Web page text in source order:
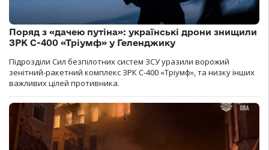
Поряд з «дачею путіна»: українські дрони знищили
ЗРК С-400 «Тріумф» у Геленджику
Підрозділи Сил безпілотних систем ЗСУ уразили ворожий
зенітний-ракетний комплекс ЗРК С-400 «Тріумф», та низку інших
важливих цілей противника.